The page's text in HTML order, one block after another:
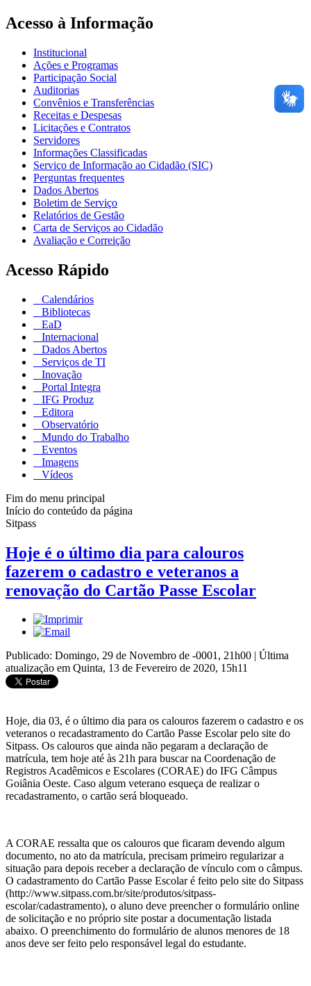
Acesso à Informação
Institucional
Ações e Programas
Participação Social
Auditorias
Convênios e Transferências
Receitas e Despesas
Licitações e Contratos
Servidores
Informações Classificadas
Serviço de Informação ao Cidadão (SIC)
Perguntas frequentes
Dados Abertos
Boletim de Serviço
Relatórios de Gestão
Carta de Serviços ao Cidadão
Avaliação e Correição
Acesso Rápido
Calendários
Bibliotecas
EaD
Internacional
Dados Abertos
Serviços de TI
Inovação
Portal Integra
IFG Produz
Editora
Observatório
Mundo do Trabalho
Eventos
Imagens
Vídeos
Fim do menu principal
Início do conteúdo da página
Sitpass
Hoje é o último dia para calouros
fazerem o cadastro e veteranos a
renovação do Cartão Passe Escolar
Publicado: Domingo, 29 de Novembro de -0001, 21h00 | Última
atualização em Quinta, 13 de Fevereiro de 2020, 15h11
Hoje, dia 03, é o último dia para os calouros fazerem o cadastro e os
veteranos o recadastramento do Cartão Passe Escolar pelo site do
Sitpass. Os calouros que ainda não pegaram a declaração de
matrícula, tem hoje até às 21h para buscar na Coordenação de
Registros Acadêmicos e Escolares (CORAE) do IFG Câmpus
Goiânia Oeste. Caso algum veterano esqueça de realizar o
recadastramento, o cartão será bloqueado.
A CORAE ressalta que os calouros que ficaram devendo algum
documento, no ato da matrícula, precisam primeiro regularizar a
situação para depois receber a declaração de vínculo com o câmpus.
O cadastramento do Cartão Passe Escolar é feito pelo site do Sitpass
(http://www.sitpass.com.br/site/produtos/sitpass-
escolar/cadastramento), o aluno deve preencher o formulário online
de solicitação e no próprio site postar a documentação listada
abaixo. O preenchimento do formulário de alunos menores de 18
anos deve ser feito pelo responsável legal do estudante.